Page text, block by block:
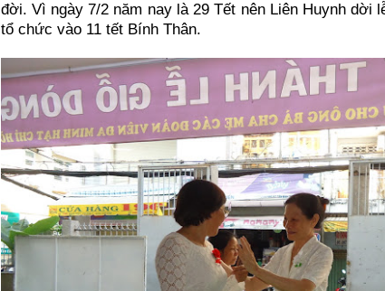
đời. Vì ngày 7/2 năm nay là 29 Tết nên Liên Huynh dời
tổ chức vào 11 tết Bính Thân.